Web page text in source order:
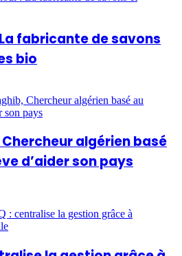
fabricante de savons
bio
algérien basé
d’aider son pays